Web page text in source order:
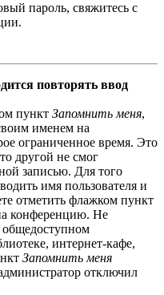
пароль, свяжитесь с
повторять ввод
пункт Запомнить меня,
именем на
ограниченное время. Это
другой не смог
записью. Для того
имя пользователя и
отметить флажком пункт
конференцию. Не
общедоступном
интернет-кафе,
Запомнить меня
отключил